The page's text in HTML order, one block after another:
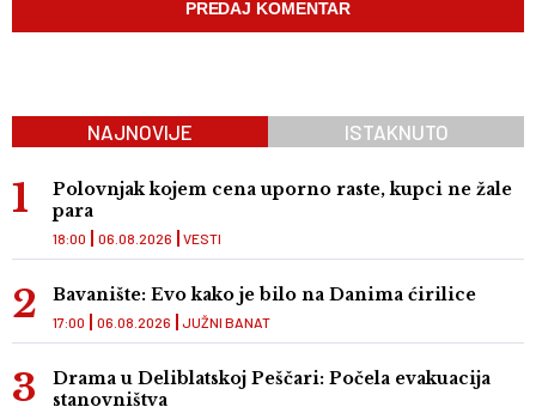
NAJNOVIJE ISTAKNUTO
Polovnjak kojem cena uporno raste, kupci ne žale
para
VESTI
18:00 06.08.2026
Bavanište: Evo kako je bilo na Danima ćirilice
JUŽNI BANAT
17:00 06.08.2026
Drama u Deliblatskoj Peščari: Počela evakuacija
stanovništva